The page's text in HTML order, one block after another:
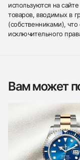
используются на
товаров, вводимых в
(собственниками), что
исключительного
Вам может